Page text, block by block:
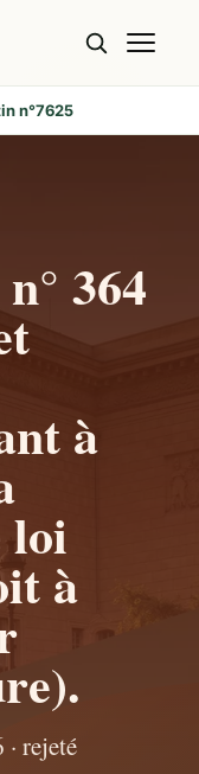
n°7625
364
à
loi
à
rejeté